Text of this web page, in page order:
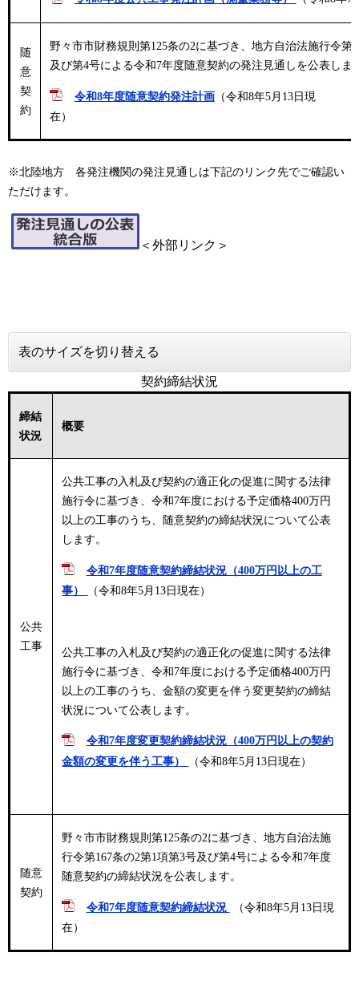
随
意
契
約
野々市市財務規則第125条の2に基づき、地方自治法施行令第
及び第4号による令和7年度随意契約の発注見通しを公表しま
令和8年度随意契約発注計画（令和8年5月13日現
在
※北陸地方 各発注機関の発注見通しは下記のリンク先でご確認い
ただけます。
＜外部リンク＞
表のサイズを切り替える
契約締結状況
締結
状況
概要
公共
工事
公共工事の入札及び契約の適正化の促進に関する法律
施行令に基づき、令和7年度における予定価格400万円
以上の工事のうち、随意契約の締結状況について公表
します。
令和7年度随意契約締結状況（400万円以上の工
事）
（令和8年5月13日現在）
公共工事の入札及び契約の適正化の促進に関する法律
施行令に基づき、令和7年度における予定価格400万円
以上の工事のうち、金額の変更を伴う変更契約の締結
状況について公表します。
令和7年度変更契約締結状況（400万円以上の契約
金額の変更を伴う工事）
（令和8年5月13日現在）
随意
契約
野々市市財務規則第125条の2に基づき、地方自治法施
行令第167条の2第1項第3号及び第4号による令和7年度
随意契約の締結状況を公表します。
令和7年度随意契約締結状況
（令和8年5月13日現
在）